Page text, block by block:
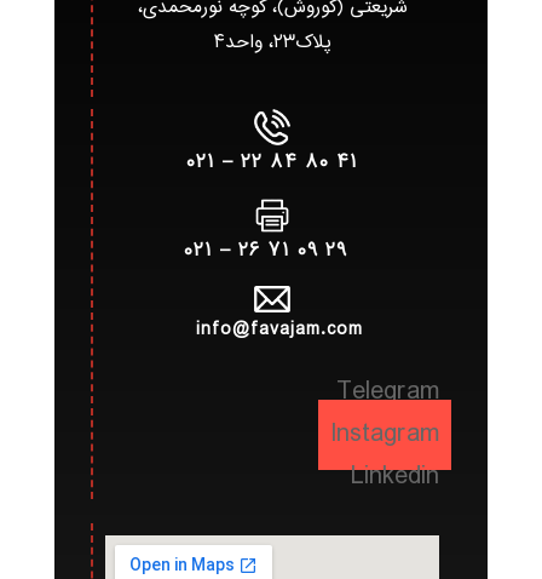
شریعتی (کوروش)، کوچه نورمحمدی،
پلاک۲۳، واحد۴
۴۱ ۸۰ ۸۴ ۲۲ – ۰۲۱
۲۹ ۰۹ ۷۱ ۲۶ – ۰۲۱
info@favajam.com
Telegram
Instagram
Linkedin